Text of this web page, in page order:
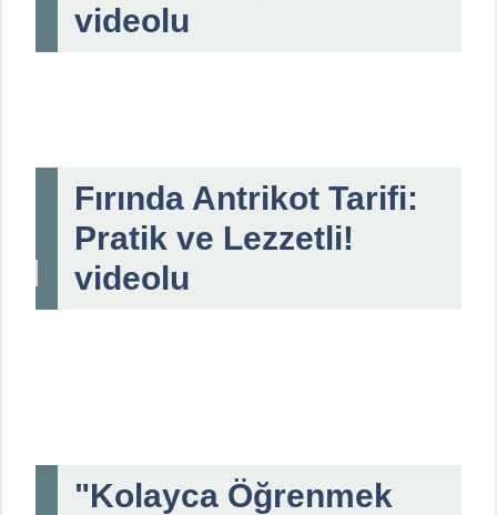
videolu
Fırında Antrikot Tarifi:
Pratik ve Lezzetli!
videolu
"Kolayca Öğrenmek